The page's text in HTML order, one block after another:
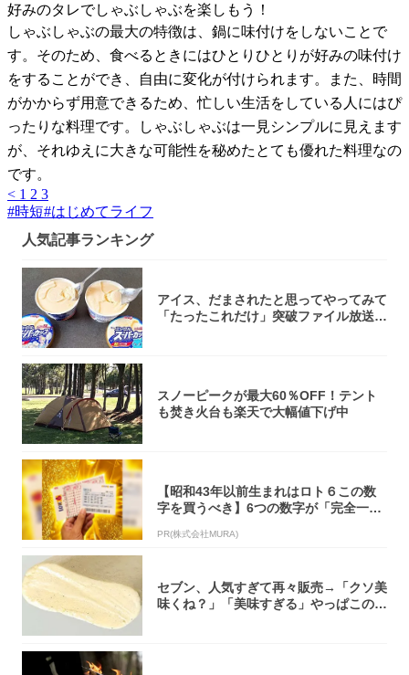
好みのタレでしゃぶしゃぶを楽しもう！
しゃぶしゃぶの最大の特徴は、鍋に味付けをしないことで
す。そのため、食べるときにはひとりひとりが好みの味付け
をすることができ、自由に変化が付けられます。また、時間
がかからず用意できるため、忙しい生活をしている人にはぴ
ったりな料理です。しゃぶしゃぶは一見シンプルに見えます
が、それゆえに大きな可能性を秘めたとても優れた料理なの
です。
< 1 2 3
#時短#はじめてライフ
人気記事ランキング
アイス、だまされたと思ってやってみて
「たったこれだけ」突破ファイル放送で
スノーピークが最大60％OFF！テント
も焚き火台も楽天で大幅値下げ中
【昭和43年以前生まれはロト６この数
字を買うべき】6つの数字が「完全一
PR(株式会社MURA)
セブン、人気すぎて再々販売→「クソ美
味くね？」「美味すぎる」やっぱこのク